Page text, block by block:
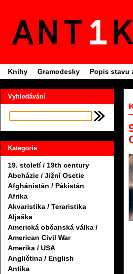
Knihy Gramodesky Popis stavu
Vyhledávání
Kategorie
19. století / 19th century
Abcházie / Jižní Osetie
Afghánistán / Pákistán
Afrika
Akvaristika / Teraristika
Aljaška
Americká občanská válka /
American Civil War
Amerika / USA
Angličtina / English
Antika